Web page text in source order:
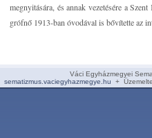
megnyitására, és annak vezetésére a
grófnő 1913-ban óvodával is bővítette az
Váci Egyházmegyei
sematizmus.vaciegyhazmegye.hu +